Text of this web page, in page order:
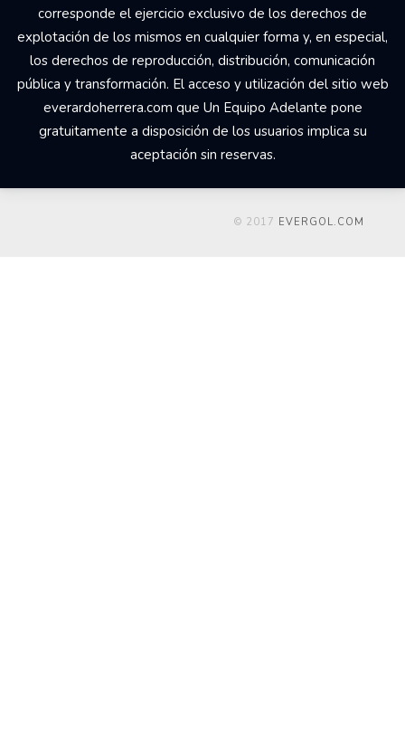
corresponde el ejercicio exclusivo de los derechos de
explotación de los mismos en cualquier forma y, en especial,
los derechos de reproducción, distribución, comunicación
pública y transformación. El acceso y utilización del sitio web
everardoherrera.com que Un Equipo Adelante pone
gratuitamente a disposición de los usuarios implica su
aceptación sin reservas.
© 2017 EVERGOL.COM